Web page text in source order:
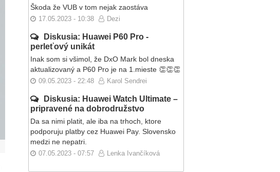
Škoda že VUB v tom nejak zaostáva
17.05.2023 - 10:38 Dezi
Diskusia: Huawei P60 Pro -
perleťový unikát
Inak som si všimol, že DxO Mark bol dneska
aktualizovaný a P60 Pro je na 1.mieste 👏👏👏
09.05.2023 - 22:48 Karol Sendrei
Diskusia: Huawei Watch Ultimate –
pripravené na dobrodružstvo
Da sa nimi platit, ale iba na trhoch, ktore
podporuju platby cez Huawei Pay. Slovensko
medzi ne nepatri.
07.05.2023 - 07:57 Lenka Ivančíková